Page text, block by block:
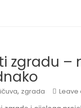
zgradu –
, zgrada